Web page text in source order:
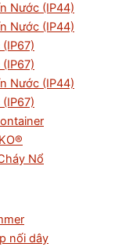
Nước (IP44)
Nước (IP44)
Nước (IP44)
Nổ
nối dây